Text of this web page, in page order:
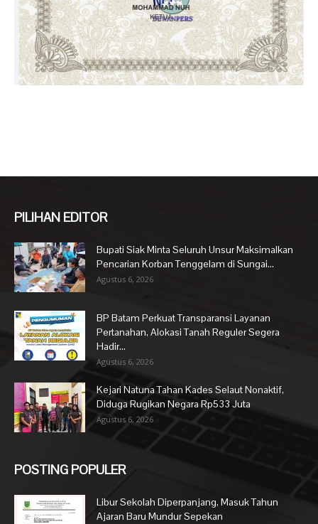
PILIHAN EDITOR
Bupati Siak Minta Seluruh Unsur Maksimalkan
Pencarian Korban Tenggelam di Sungai...
Agustus 6, 2026
BP Batam Perkuat Transparansi Layanan
Pertanahan, Alokasi Tanah Reguler Segera
Hadir...
Agustus 6, 2026
Kejari Natuna Tahan Kades Selaut Nonaktif,
Diduga Rugikan Negara Rp533 Juta
Agustus 6, 2026
POSTING POPULER
Libur Sekolah Diperpanjang, Masuk Tahun
Ajaran Baru Mundur Sepekan